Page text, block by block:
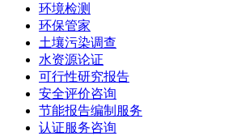
环境检测
环保管家
土壤污染调查
水资源论证
可行性研究报告
安全评价咨询
节能报告编制服务
认证服务咨询